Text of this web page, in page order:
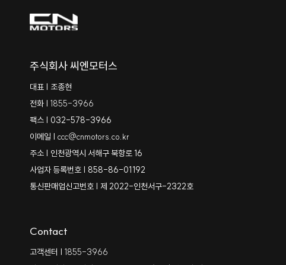
주식회사 씨엔모터스
대표 | 조종현
전화 | 1855-3966
팩스 | 032-578-3966
이메일 | ccc@cnmotors.co.kr
주소 | 인천광역시 서해구 북항로 16
사업자 등록번호 | 858-86-01192
통신판매업신고번호 | 제 2022-인천서구-2322호
Contact
고객센터 | 1855-3966